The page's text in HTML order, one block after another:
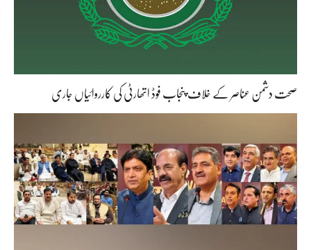
صحت دشمن عناصر کے خلاف پنجاب فوڈ اتھارٹی کی کارروائیاں جاری